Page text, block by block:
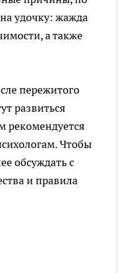
удочку: жажда
а также
пережитого
развиться
рекомендуется
Чтобы
обсуждать с
и правила